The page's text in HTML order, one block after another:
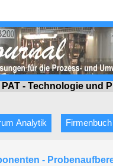
- Technologie und
Analytik Firmenbuch
-